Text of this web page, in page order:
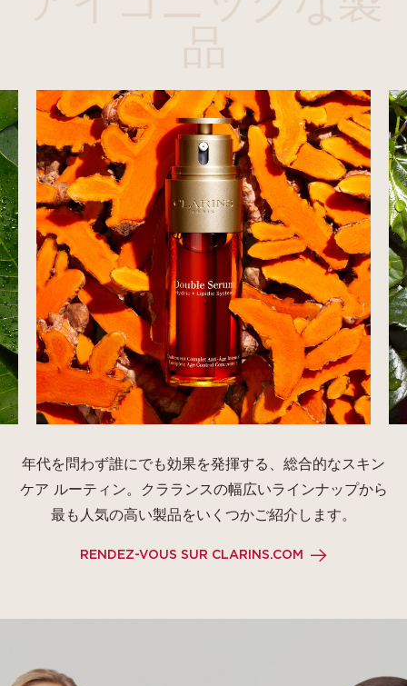
年代を問わず誰にでも効果を発揮する、総合的なスキン
ケア ルーティン。クラランスの幅広いラインナップから
最も人気の高い製品をいくつかご紹介します。
RENDEZ-VOUS SUR CLARINS.COM